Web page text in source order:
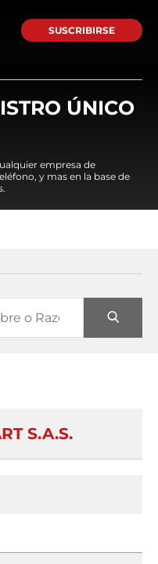
SUSCRIBIRSE
ÚNICO
empresa de
y mas en la base de
S.A.S.